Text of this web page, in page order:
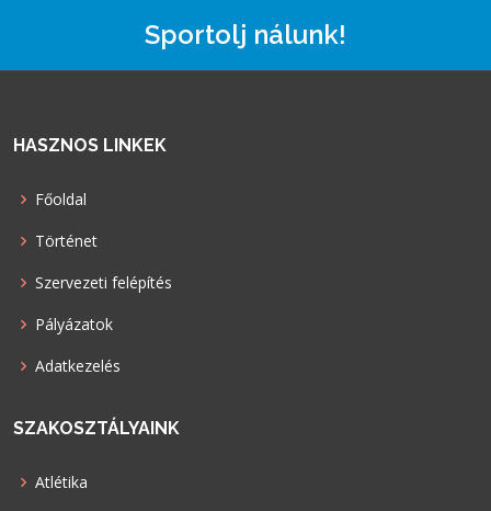
Sportolj nálunk!
HASZNOS LINKEK
Főoldal
Történet
Szervezeti felépítés
Pályázatok
Adatkezelés
SZAKOSZTÁLYAINK
Atlétika